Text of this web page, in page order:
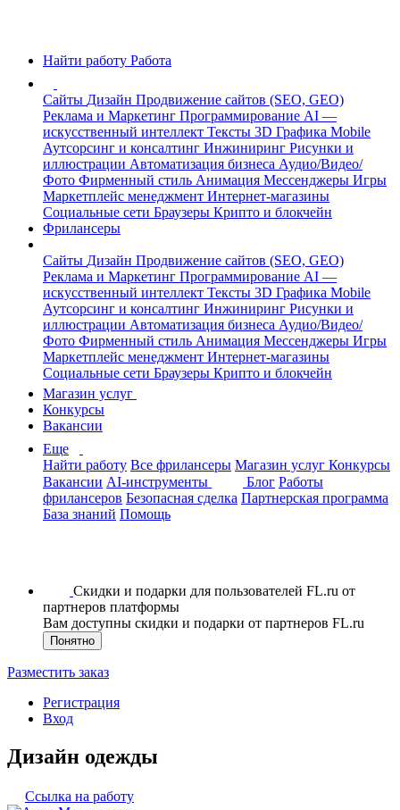
Найти работу Работа
Сайты Дизайн Продвижение сайтов (SEO, GEO)
Реклама и Маркетинг Программирование AI —
искусственный интеллект Тексты 3D Графика Mobile
Аутсорсинг и консалтинг Инжиниринг Рисунки и
иллюстрации Автоматизация бизнеса Аудио/Видео/
Фото Фирменный стиль Анимация Мессенджеры Игры
Маркетплейс менеджмент Интернет-магазины
Социальные сети Браузеры Крипто и блокчейн
Фрилансеры
Сайты Дизайн Продвижение сайтов (SEO, GEO)
Реклама и Маркетинг Программирование AI —
искусственный интеллект Тексты 3D Графика Mobile
Аутсорсинг и консалтинг Инжиниринг Рисунки и
иллюстрации Автоматизация бизнеса Аудио/Видео/
Фото Фирменный стиль Анимация Мессенджеры Игры
Маркетплейс менеджмент Интернет-магазины
Социальные сети Браузеры Крипто и блокчейн
Магазин услуг
Конкурсы
Вакансии
Еще
Найти работу Все фрилансеры Магазин услуг Конкурсы
Вакансии AI-инструменты Блог Работы
фрилансеров Безопасная сделка Партнерская программа
База знаний Помощь
Скидки и подарки для пользователей FL.ru от
партнеров платформы
Вам доступны скидки и подарки от партнеров FL.ru
Понятно
Разместить заказ
Регистрация
Вход
Дизайн одежды
Ссылка на работу